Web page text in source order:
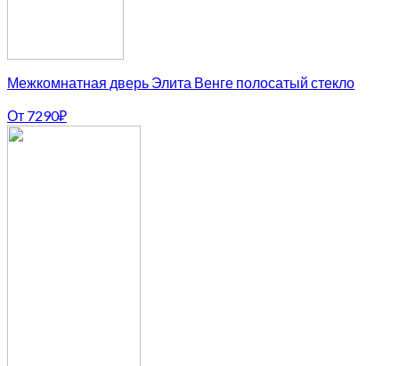
Межкомнатная дверь Элита Венге полосатый стекло
От 7290₽